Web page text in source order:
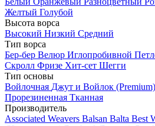
Желтый Голубой
Высота ворса
Высокий Низкий Средний
Тип ворса
Бер-бер Велюр Иглопробивной
Скролл Фризе Хит-сет Шегги
Тип основы
Войлочная Джут и Войлок (Premium)
Прорезиненная Тканная
Производитель
Associated Weavers Balsan Balta Best